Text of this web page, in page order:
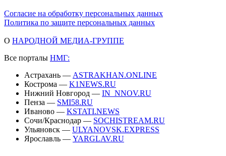
Согласие на обработку персональных данных
Политика по защите персональных данных
О НАРОДНОЙ МЕДИА-ГРУППЕ
Все порталы НМГ:
Астрахань — ASTRAKHAN.ONLINE
Кострома — K1NEWS.RU
Нижний Новгород — IN_NNOV.RU
Пенза — SMI58.RU
Иваново — KSTATI.NEWS
Сочи/Краснодар — SOCHISTREAM.RU
Ульяновск — ULYANOVSK.EXPRESS
Ярославль — YARGLAV.RU